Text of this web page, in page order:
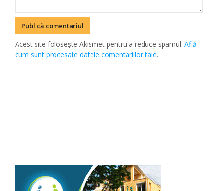
Acest site folosește Akismet pentru a reduce spamul.Află
cum sunt procesate datele comentariilor tale.